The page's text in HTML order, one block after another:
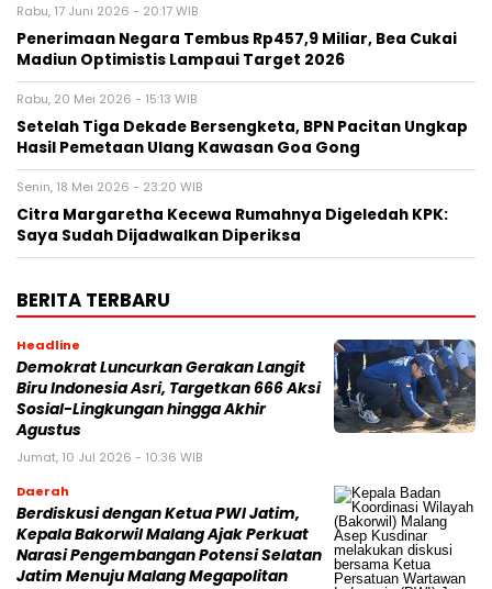
Rabu, 17 Juni 2026 - 20:17 WIB
Penerimaan Negara Tembus Rp457,9 Miliar, Bea Cukai
Madiun Optimistis Lampaui Target 2026
Rabu, 20 Mei 2026 - 15:13 WIB
Setelah Tiga Dekade Bersengketa, BPN Pacitan Ungkap
Hasil Pemetaan Ulang Kawasan Goa Gong
Senin, 18 Mei 2026 - 23:20 WIB
Citra Margaretha Kecewa Rumahnya Digeledah KPK:
Saya Sudah Dijadwalkan Diperiksa
BERITA TERBARU
Headline
Demokrat Luncurkan Gerakan Langit
Biru Indonesia Asri, Targetkan 666 Aksi
Sosial-Lingkungan hingga Akhir
Agustus
Jumat, 10 Jul 2026 - 10:36 WIB
Daerah
Berdiskusi dengan Ketua PWI Jatim,
Kepala Bakorwil Malang Ajak Perkuat
Narasi Pengembangan Potensi Selatan
Jatim Menuju Malang Megapolitan